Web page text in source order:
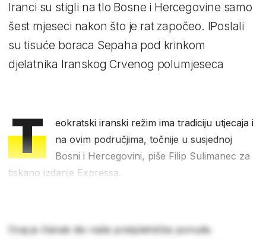
Iranci su stigli na tlo Bosne i Hercegovine samo
šest mjeseci nakon što je rat započeo. IPoslali
su tisuće boraca Sepaha pod krinkom
djelatnika Iranskog Crvenog polumjeseca
T
eokratski iranski režim ima tradiciju utjecaja i
na ovim područjima, točnije u susjednoj
Bosni i Hercegovini, piše Filip Sulimanec za
tiskano izdanje Expressa.
Ovaj je članak dio naše pretplatničke ponude.